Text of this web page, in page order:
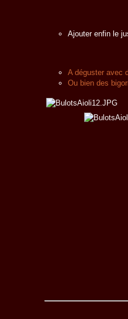
Ajouter enfin le
A déguster avec
Ou bien des